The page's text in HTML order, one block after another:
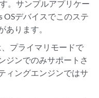
。サンプルアプリケー
OSデバイスでこのステ
あります。
プライマリモードで
ジンでのみサポートさ
ィングエンジンではサ